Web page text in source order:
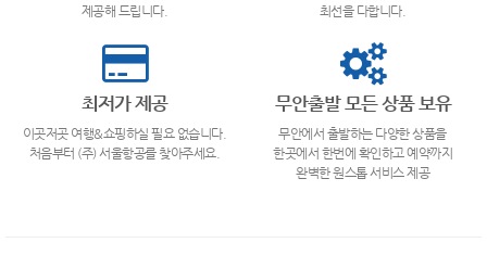
제공해 드립니다.
최선을 다합니다.
최저가 제공
이곳저곳 여행&쇼핑하실 필요 없습니다.
처음부터 (주) 서울항공를 찾아주세요.
무안출발 모든 상품 보유
무안에서 출발하는 다양한 상품을
한곳에서 한번에 확인하고 예약까지
완벽한 원스톱 서비스 제공